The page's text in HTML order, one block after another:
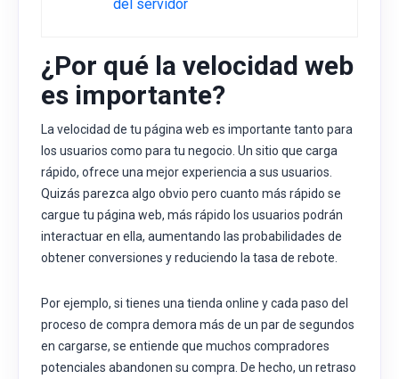
del servidor
¿Por qué la velocidad web
es importante?
La velocidad de tu página web es importante tanto para
los usuarios como para tu negocio. Un sitio que carga
rápido, ofrece una mejor experiencia a sus usuarios.
Quizás parezca algo obvio pero cuanto más rápido se
cargue tu página web, más rápido los usuarios podrán
interactuar en ella, aumentando las probabilidades de
obtener conversiones y reduciendo la tasa de rebote.
Por ejemplo, si tienes una tienda online y cada paso del
proceso de compra demora más de un par de segundos
en cargarse, se entiende que muchos compradores
potenciales abandonen su compra. De hecho, un retraso